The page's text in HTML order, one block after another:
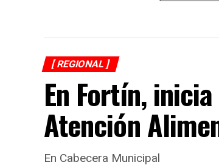
[ REGIONAL ]
En Fortín,
Atención
En Cabecera Municipal